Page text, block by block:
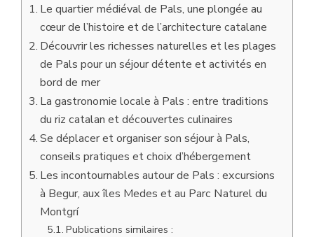
Le quartier médiéval de Pals, une plongée au
cœur de l’histoire et de l’architecture catalane
Découvrir les richesses naturelles et les plages
de Pals pour un séjour détente et activités en
bord de mer
La gastronomie locale à Pals : entre traditions
du riz catalan et découvertes culinaires
Se déplacer et organiser son séjour à Pals,
conseils pratiques et choix d’hébergement
Les incontournables autour de Pals : excursions
à Begur, aux îles Medes et au Parc Naturel du
Montgrí
Publications similaires :